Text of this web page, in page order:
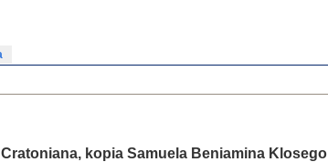
Cratoniana, kopia Samuela Beniamina Klosego